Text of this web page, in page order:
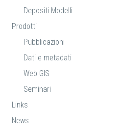
Depositi Modelli
Prodotti
Pubblicazioni
Dati e metadati
Web GIS
Seminari
Links
News